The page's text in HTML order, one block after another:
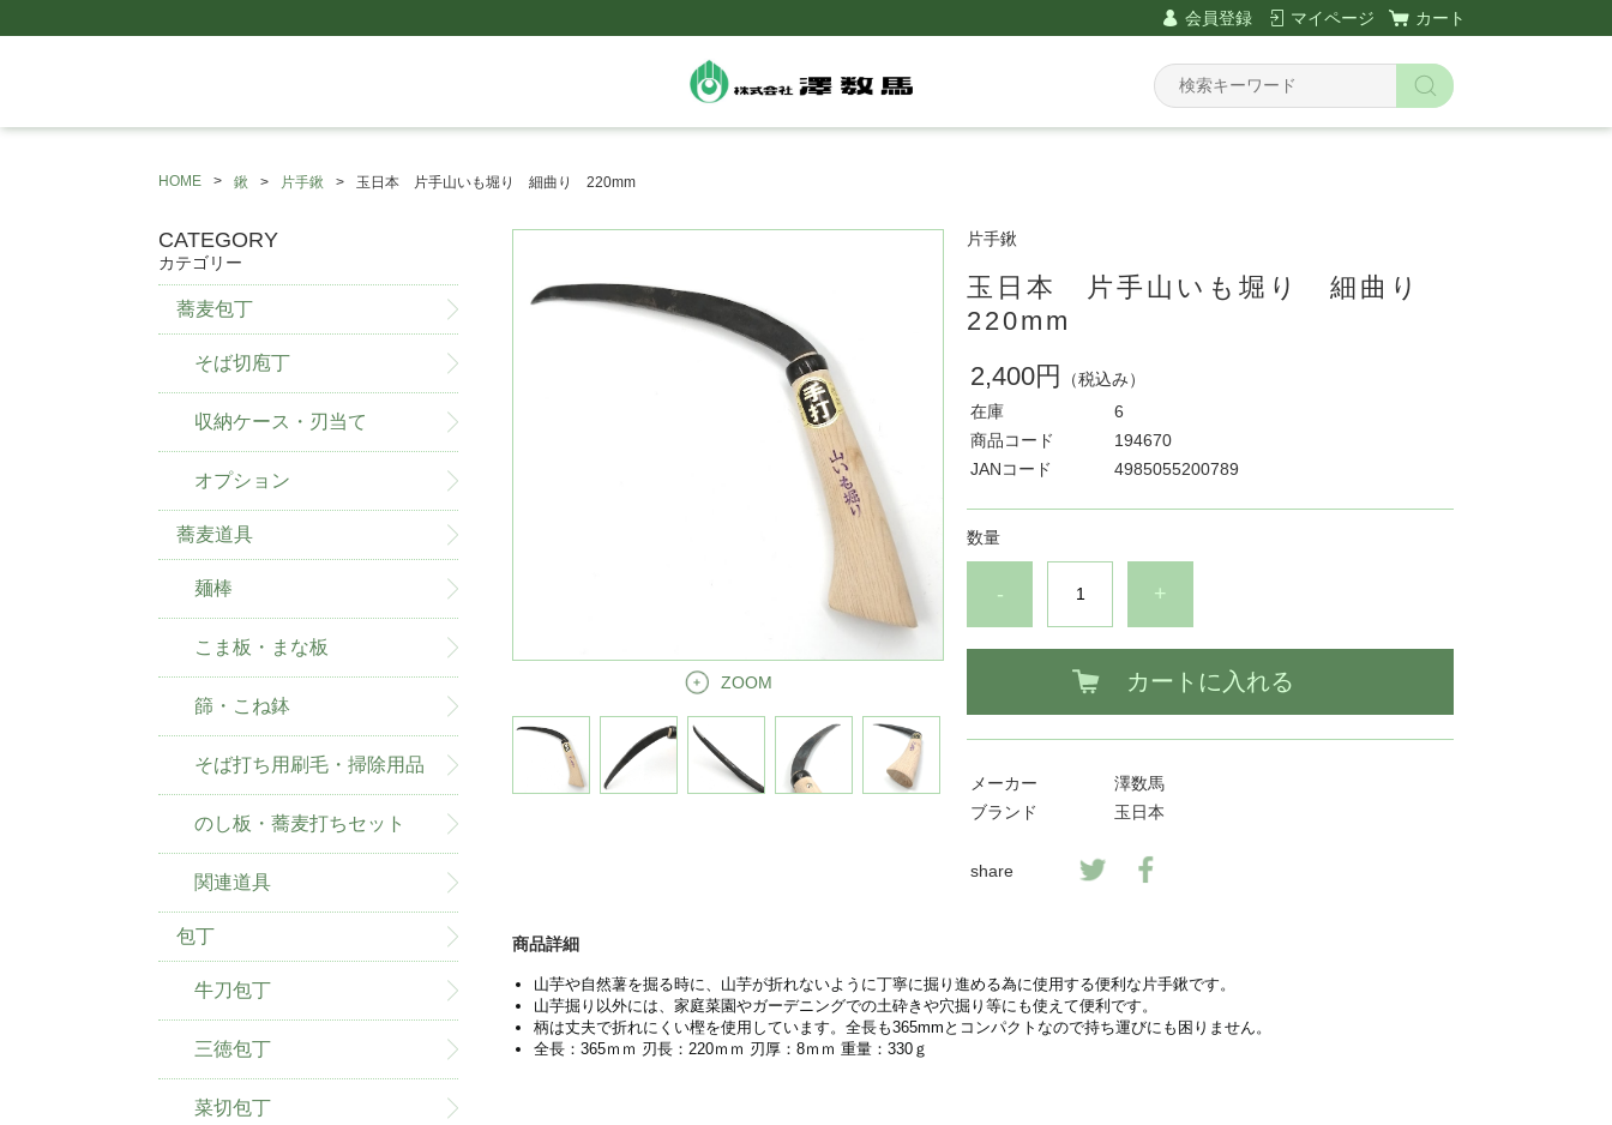
会員登録 マイページ カート
HOME 鍬 片手鍬 玉日本 片手山いも堀り 細曲り 220mm
ZOOM
片手鍬
玉日本 片手山いも堀り 細曲り
220mm
2,400円
（税込み）
在庫
6
商品コード
194670
JANコード
4985055200789
数量
- +
カートに入れる
メーカー
澤数馬
ブランド
玉日本
share
商品詳細
山芋や自然薯を掘る時に、山芋が折れないように丁寧に掘り進める為に使用する便利な片手鍬です。
山芋掘り以外には、家庭菜園やガーデニングでの土砕きや穴掘り等にも使えて便利です。
柄は丈夫で折れにくい樫を使用しています。全長も365mmとコンパクトなので持ち運びにも困りません。
全長：365ｍｍ 刃長：220ｍｍ 刃厚：8ｍｍ 重量：330ｇ
CATEGORY
カテゴリー
蕎麦包丁
そば切庖丁
収納ケース・刃当て
オプション
蕎麦道具
麺棒
こま板・まな板
篩・こね鉢
そば打ち用刷毛・掃除用品
のし板・蕎麦打ちセット
関連道具
包丁
牛刀包丁
三徳包丁
菜切包丁